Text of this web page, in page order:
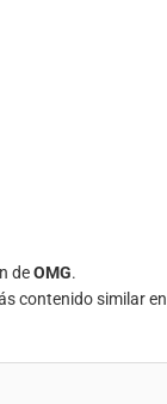
deOMG.
contenido similar en